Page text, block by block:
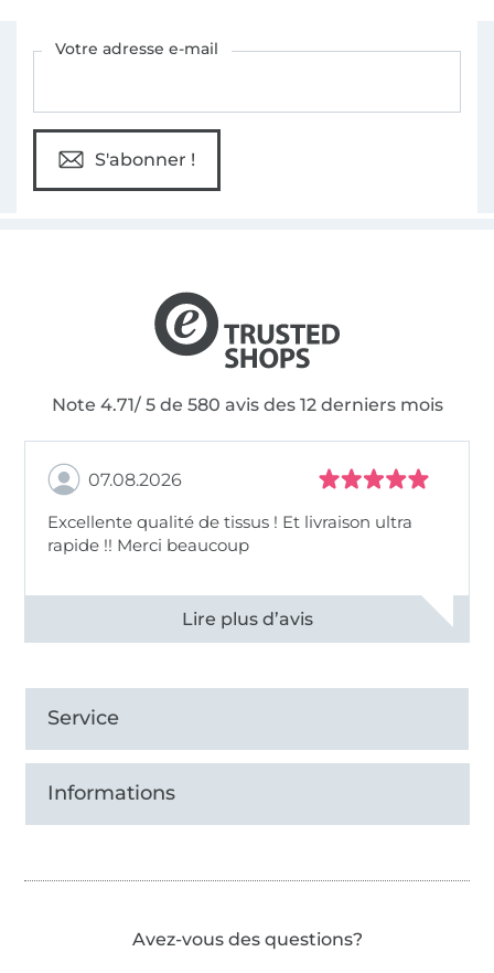
Votre adresse e-mail
S'abonner !
Note 4.71/ 5 de 580 avis des 12 derniers mois
07.08.2026
Excellente qualité de tissus ! Et livraison ultra
rapide !! Merci beaucoup
Voir tous les 11497 commentaires
Service
Informations
Avez-vous des questions?